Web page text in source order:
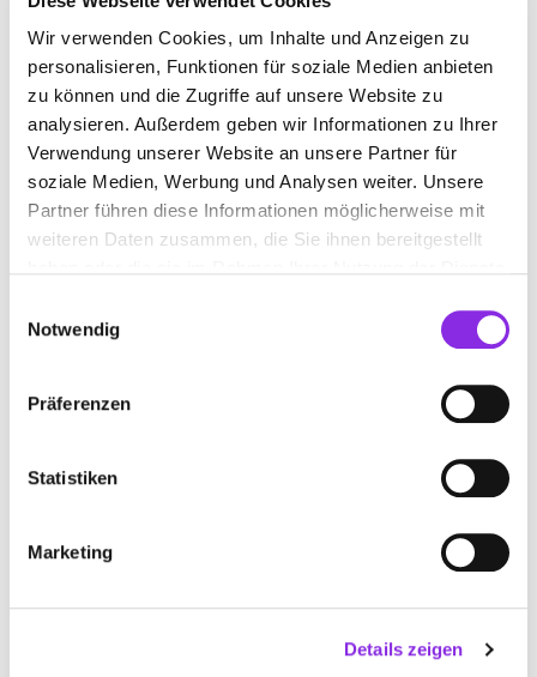
Wir verwenden Cookies, um Inhalte und Anzeigen zu
personalisieren, Funktionen für soziale Medien anbieten
zu können und die Zugriffe auf unsere Website zu
analysieren. Außerdem geben wir Informationen zu Ihrer
Verwendung unserer Website an unsere Partner für
soziale Medien, Werbung und Analysen weiter. Unsere
Partner führen diese Informationen möglicherweise mit
weiteren Daten zusammen, die Sie ihnen bereitgestellt
Notwendig
Präferenzen
Statistiken
Marketing
Details zeigen
+49934292680
www.elektro-schaefer.info
Herrenwiesenstraße 37
| 97980 Bad Mergentheim